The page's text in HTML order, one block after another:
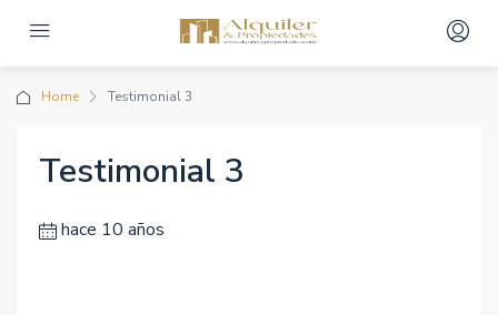
Home Testimonial 3
Testimonial 3
hace 10 años